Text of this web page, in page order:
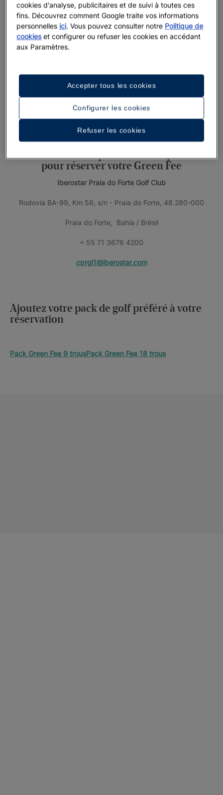
Voir 6 photos et vidéos
Contactez-nous pour en savoir plus ou
pour réserver votre Green Fee
Iberostar Praia do Forte Golf Club
Rodovia BA-99, Km 56, s/n - Praia do Forte, 48.280-000
Praia do Forte, Bahía / Brésil
+ 55 71 3676 4200
cprgl1@iberostar.com
Ajoutez votre pack de golf préféré à votre
réservation
Pack Green Fee 9 trousPack Green Fee 18 trous
cookies d'analyse, publicitaires et de suivi à toutes ces
fins. Découvrez comment Google traite vos informations
personnelles ici. Vous pouvez consulter notre Politique de
cookies et configurer ou refuser les cookies en accédant
aux Paramètres.
Configurer les cookies
Refuser les cookies
Accepter tous les cookies